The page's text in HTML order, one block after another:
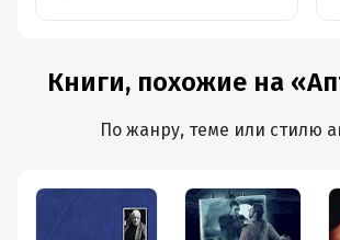
Книги, похожие на
По жанру, теме или стилю